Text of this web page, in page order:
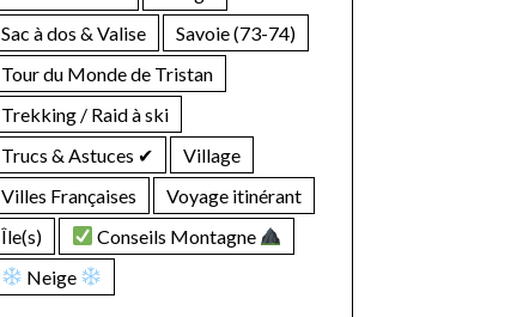
Sac à dos & Valise
Savoie (73-74)
Tour du Monde de Tristan
Trekking / Raid à ski
Trucs & Astuces ✔︎
Village
Villes Françaises
Voyage itinérant
Île(s)
Conseils Montagne
Neige